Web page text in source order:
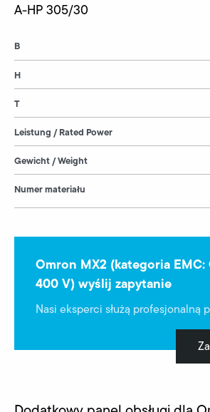
A-HP 305/30
B
H
T
Leistung / Rated Power
Gewicht / Weight
Numer materiału
Omron MX2 (kategoria EMC:
400 V) wyślij zapytanie
Nasi eksperci służą profesjonalną